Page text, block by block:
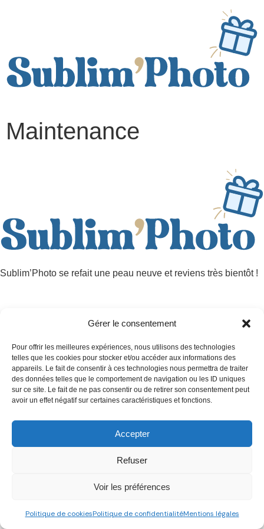
Gérer le consentement
Pour offrir les meilleures expériences, nous utilisons des technologies
telles que les cookies pour stocker et/ou accéder aux informations des
appareils. Le fait de consentir à ces technologies nous permettra de traiter
des données telles que le comportement de navigation ou les ID uniques
sur ce site. Le fait de ne pas consentir ou de retirer son consentement peut
avoir un effet négatif sur certaines caractéristiques et fonctions.
Accepter
Refuser
Voir les préférences
Politique de cookiesPolitique de confidentialitéMentions légales
Maintenance
Sublim’Photo se refait une peau neuve et reviens très bientôt !